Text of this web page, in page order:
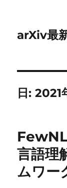
arXiv最
日:2021
言語理
ムワー